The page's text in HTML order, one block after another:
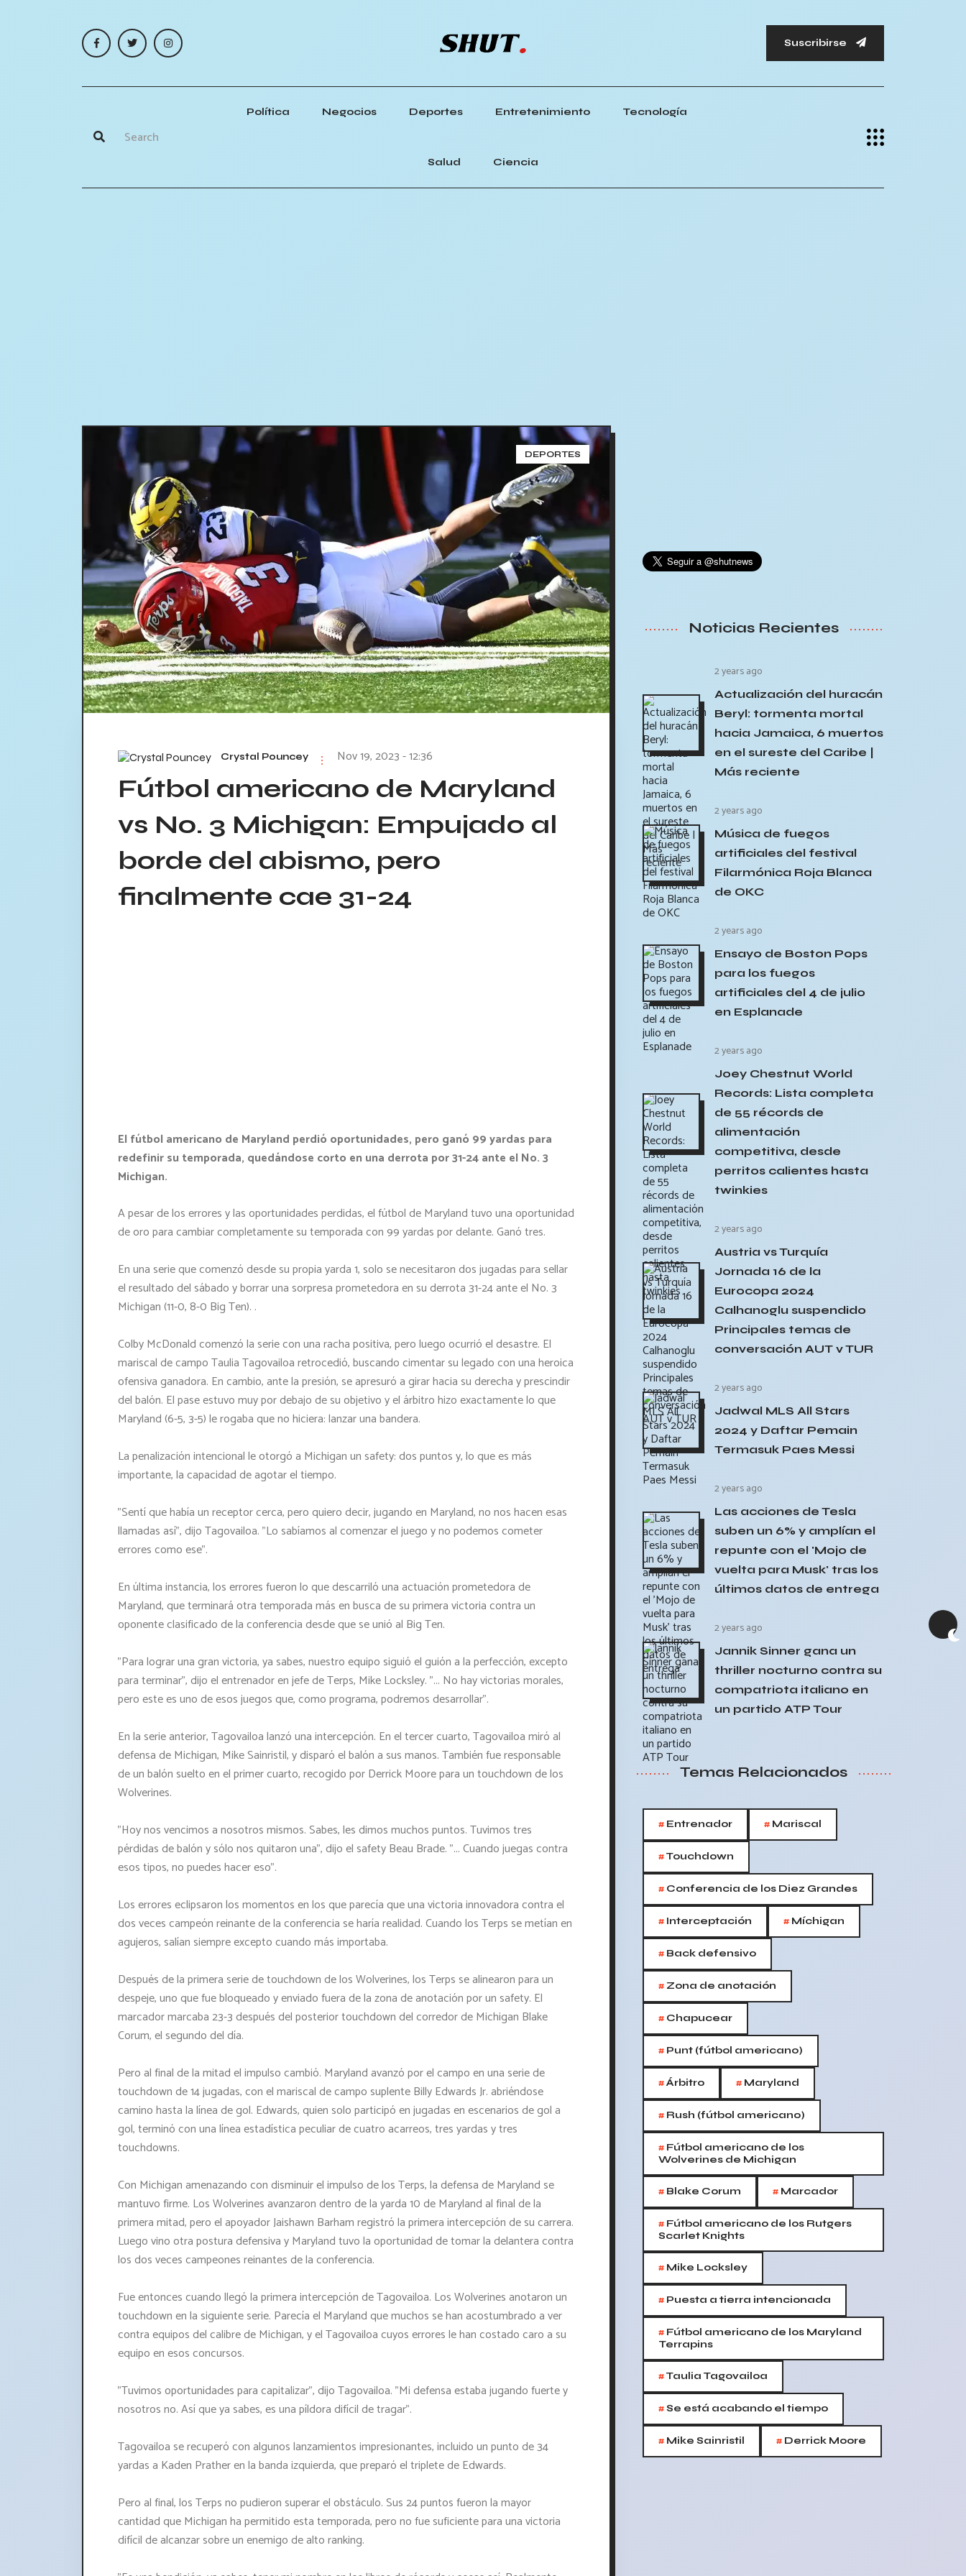
Suscribirse
Política Negocios Deportes Entretenimiento Tecnología
Salud Ciencia
DEPORTES
Crystal Pouncey Nov 19, 2023 - 12:36
Fútbol americano de Maryland
vs No. 3 Michigan: Empujado al
borde del abismo, pero
finalmente cae 31-24
El fútbol americano de Maryland perdió oportunidades, pero ganó 99 yardas para
redefinir su temporada, quedándose corto en una derrota por 31-24 ante el No. 3
Michigan.
A pesar de los errores y las oportunidades perdidas, el fútbol de Maryland tuvo una oportunidad
de oro para cambiar completamente su temporada con 99 yardas por delante. Ganó tres.
En una serie que comenzó desde su propia yarda 1, solo se necesitaron dos jugadas para sellar
el resultado del sábado y borrar una sorpresa prometedora en su derrota 31-24 ante el No. 3
Michigan (11-0, 8-0 Big Ten). .
Colby McDonald comenzó la serie con una racha positiva, pero luego ocurrió el desastre. El
mariscal de campo Taulia Tagovailoa retrocedió, buscando cimentar su legado con una heroica
ofensiva ganadora. En cambio, ante la presión, se apresuró a girar hacia su derecha y prescindir
del balón. El pase estuvo muy por debajo de su objetivo y el árbitro hizo exactamente lo que
Maryland (6-5, 3-5) le rogaba que no hiciera: lanzar una bandera.
La penalización intencional le otorgó a Michigan un safety: dos puntos y, lo que es más
importante, la capacidad de agotar el tiempo.
"Sentí que había un receptor cerca, pero quiero decir, jugando en Maryland, no nos hacen esas
llamadas así", dijo Tagovailoa. "Lo sabíamos al comenzar el juego y no podemos cometer
errores como ese".
En última instancia, los errores fueron lo que descarriló una actuación prometedora de
Maryland, que terminará otra temporada más en busca de su primera victoria contra un
oponente clasificado de la conferencia desde que se unió al Big Ten.
"Para lograr una gran victoria, ya sabes, nuestro equipo siguió el guión a la perfección, excepto
para terminar", dijo el entrenador en jefe de Terps, Mike Locksley. "... No hay victorias morales,
pero este es uno de esos juegos que, como programa, podremos desarrollar".
En la serie anterior, Tagovailoa lanzó una intercepción. En el tercer cuarto, Tagovailoa miró al
defensa de Michigan, Mike Sainristil, y disparó el balón a sus manos. También fue responsable
de un balón suelto en el primer cuarto, recogido por Derrick Moore para un touchdown de los
Wolverines.
"Hoy nos vencimos a nosotros mismos. Sabes, les dimos muchos puntos. Tuvimos tres
pérdidas de balón y sólo nos quitaron una", dijo el safety Beau Brade. "... Cuando juegas contra
esos tipos, no puedes hacer eso".
Los errores eclipsaron los momentos en los que parecía que una victoria innovadora contra el
dos veces campeón reinante de la conferencia se haría realidad. Cuando los Terps se metían en
agujeros, salían siempre excepto cuando más importaba.
Después de la primera serie de touchdown de los Wolverines, los Terps se alinearon para un
despeje, uno que fue bloqueado y enviado fuera de la zona de anotación por un safety. El
marcador marcaba 23-3 después del posterior touchdown del corredor de Michigan Blake
Corum, el segundo del día.
Pero al final de la mitad el impulso cambió. Maryland avanzó por el campo en una serie de
touchdown de 14 jugadas, con el mariscal de campo suplente Billy Edwards Jr. abriéndose
camino hasta la línea de gol. Edwards, quien solo participó en jugadas en escenarios de gol a
gol, terminó con una línea estadística peculiar de cuatro acarreos, tres yardas y tres
touchdowns.
Con Michigan amenazando con disminuir el impulso de los Terps, la defensa de Maryland se
mantuvo firme. Los Wolverines avanzaron dentro de la yarda 10 de Maryland al final de la
primera mitad, pero el apoyador Jaishawn Barham registró la primera intercepción de su carrera.
Luego vino otra postura defensiva y Maryland tuvo la oportunidad de tomar la delantera contra
los dos veces campeones reinantes de la conferencia.
Fue entonces cuando llegó la primera intercepción de Tagovailoa. Los Wolverines anotaron un
touchdown en la siguiente serie. Parecía el Maryland que muchos se han acostumbrado a ver
contra equipos del calibre de Michigan, y el Tagovailoa cuyos errores le han costado caro a su
equipo en esos concursos.
"Tuvimos oportunidades para capitalizar", dijo Tagovailoa. "Mi defensa estaba jugando fuerte y
nosotros no. Así que ya sabes, es una píldora difícil de tragar".
Tagovailoa se recuperó con algunos lanzamientos impresionantes, incluido un punto de 34
yardas a Kaden Prather en la banda izquierda, que preparó el triplete de Edwards.
Pero al final, los Terps no pudieron superar el obstáculo. Sus 24 puntos fueron la mayor
cantidad que Michigan ha permitido esta temporada, pero no fue suficiente para una victoria
difícil de alcanzar sobre un enemigo de alto ranking.
Noticias Recientes
2 years ago
Actualización del huracán
Beryl: tormenta mortal
hacia Jamaica, 6 muertos
en el sureste del Caribe |
Más reciente
2 years ago
Música de fuegos
artificiales del festival
Filarmónica Roja Blanca
de OKC
2 years ago
Ensayo de Boston Pops
para los fuegos
artificiales del 4 de julio
en Esplanade
2 years ago
Joey Chestnut World
Records: Lista completa
de 55 récords de
alimentación
competitiva, desde
perritos calientes hasta
twinkies
2 years ago
Austria vs Turquía
Jornada 16 de la
Eurocopa 2024
Calhanoglu suspendido
Principales temas de
conversación AUT v TUR
2 years ago
Jadwal MLS All Stars
2024 y Daftar Pemain
Termasuk Paes Messi
2 years ago
Las acciones de Tesla
suben un 6% y amplían el
repunte con el 'Mojo de
vuelta para Musk' tras los
últimos datos de entrega
2 years ago
Jannik Sinner gana un
thriller nocturno contra su
compatriota italiano en
un partido ATP Tour
Temas Relacionados
# Entrenador # Mariscal
#Touchdown
# Conferencia de los Diez Grandes
# Interceptación # Míchigan
# Back defensivo
# Zona de anotación
# Chapucear
# Punt (fútbol americano)
#Árbitro # Maryland
# Rush (fútbol americano)
# Fútbol americano de los
Wolverines de Michigan
# Blake Corum # Marcador
# Fútbol americano de los Rutgers
Scarlet Knights
# Mike Locksley
# Puesta a tierra intencionada
# Fútbol americano de los Maryland
Terrapins
#Taulia Tagovailoa
#Se está acabando el tiempo
# Mike Sainristil # Derrick Moore